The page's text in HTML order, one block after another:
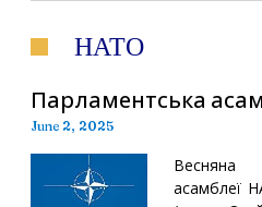
НАТО
Парламентська
June 2, 2025
Весняна
асамблеї